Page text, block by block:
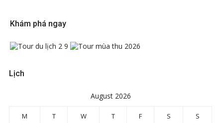
Khám phá ngay
Lịch
August 2026
M T W T F S S